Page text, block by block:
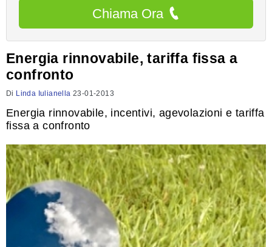
Chiama Ora
Energia rinnovabile, tariffa fissa a
confronto
Di Linda Iulianella 23-01-2013
Energia rinnovabile, incentivi, agevolazioni e tariffa
fissa a confronto